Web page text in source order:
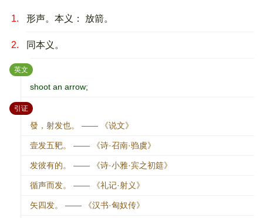
1. 形声。本义： 放箭。
2. 同本义。
英文 ：
shoot an arrow;
引证：
發，射发也。 —— 《说文》
壹发五豝。 —— 《诗·召南·驺虞》
发彼有的。 —— 《诗·小雅·宾之初筵》
循声而发。 —— 《礼记·射义》
矢四发。 —— 《汉书·匈奴传》